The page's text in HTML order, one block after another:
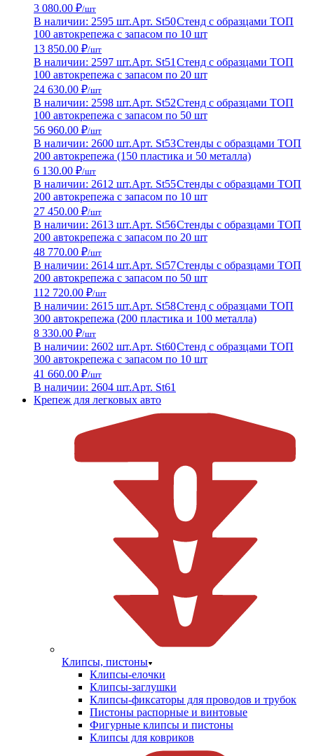
3 080.00 ₽/шт
В наличии: 2595 шт.Арт. St50Стенд с образцами ТОП
100 автокрепежа с запасом по 10 шт
13 850.00 ₽/шт
В наличии: 2597 шт.Арт. St51 Стенд с образцами ТОП
100 автокрепежа с запасом по 20 шт
24 630.00 ₽/шт
В наличии: 2598 шт.Арт. St52Стенд с образцами ТОП
100 автокрепежа с запасом по 50 шт
56 960.00 ₽/шт
В наличии: 2600 шт.Арт. St53Стенды с образцами ТОП
200 автокрепежа (150 пластика и 50 металла)
6 130.00 ₽/шт
В наличии: 2612 шт.Арт. St55Стенды с образцами ТОП
200 автокрепежа с запасом по 10 шт
27 450.00 ₽/шт
В наличии: 2613 шт.Арт. St56Стенды с образцами ТОП
200 автокрепежа с запасом по 20 шт
48 770.00 ₽/шт
В наличии: 2614 шт.Арт. St57Стенды с образцами ТОП
200 автокрепежа с запасом по 50 шт
112 720.00 ₽/шт
В наличии: 2615 шт.Арт. St58Стенд с образцами ТОП
300 автокрепежа (200 пластика и 100 металла)
8 330.00 ₽/шт
В наличии: 2602 шт.Арт. St60Стенд с образцами ТОП
300 автокрепежа с запасом по 10 шт
41 660.00 ₽/шт
В наличии: 2604 шт.Арт. St61
Крепеж для легковых авто
Клипсы, пистоны
Клипсы-елочки
Клипсы-заглушки
Клипсы-фиксаторы для проводов и трубок
Пистоны распорные и винтовые
Фигурные клипсы и пистоны
Клипсы для ковриков